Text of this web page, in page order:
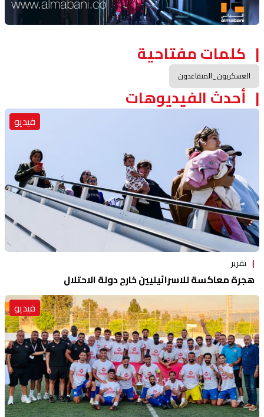
كلمات مفتاحية
العسكريون_المتقاعدون
أحدث الفيديوهات
فيديو
تقرير
هجرة معاكسة للاسرائيليين خارج دولة الاحتلال
فيديو